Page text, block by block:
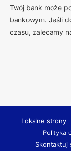
Twój bank może
bankowym. Jeśli
czasu, zalecamy
Lokalne strony
Polityka
Skontaktuj